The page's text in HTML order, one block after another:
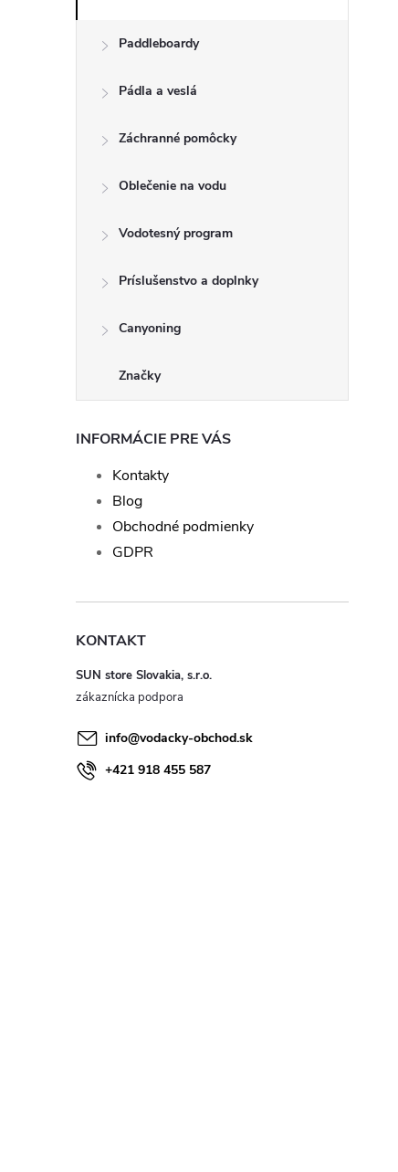
Paddleboardy
Pádla a veslá
Záchranné pomôcky
Oblečenie na vodu
Vodotesný program
Príslušenstvo a doplnky
Canyoning
Značky
INFORMÁCIE PRE VÁS
Kontakty
Blog
Obchodné podmienky
GDPR
KONTAKT
SUN store Slovakia, s.r.o.
info@vodacky-obchod.sk
+421 918 455 587